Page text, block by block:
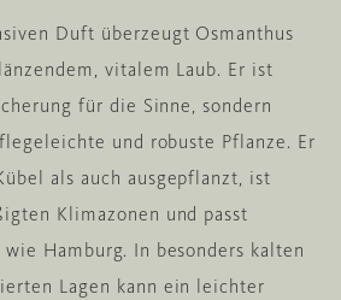
Duft überzeugt Osmanthus
vitalem Laub. Er ist
für die Sinne, sondern
und robuste Pflanze. Er
als auch ausgepflanzt, ist
Klimazonen und passt
Hamburg. In besonders kalten
Lagen kann ein leichter